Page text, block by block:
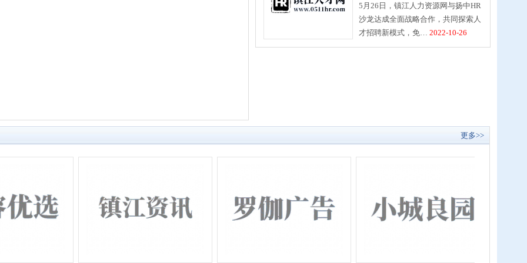
5月26日，镇江人力资源网与扬中HR
沙龙达成全面战略合作，共同探索人
才招聘新模式，免… 2022-10-26
更多>>